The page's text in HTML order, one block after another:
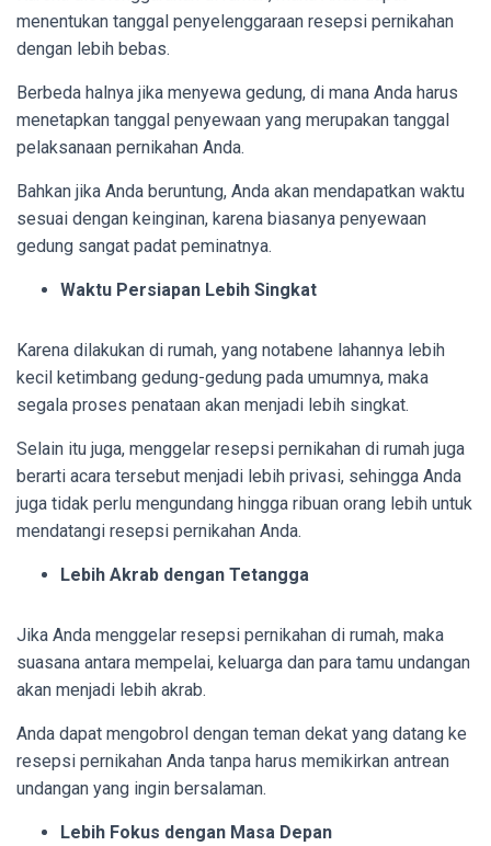
menentukan tanggal penyelenggaraan resepsi pernikahan
dengan lebih bebas.
Berbeda halnya jika menyewa gedung, di mana Anda harus
menetapkan tanggal penyewaan yang merupakan tanggal
pelaksanaan pernikahan Anda.
Bahkan jika Anda beruntung, Anda akan mendapatkan waktu
sesuai dengan keinginan, karena biasanya penyewaan
gedung sangat padat peminatnya.
Waktu Persiapan Lebih Singkat
Karena dilakukan di rumah, yang notabene lahannya lebih
kecil ketimbang gedung-gedung pada umumnya, maka
segala proses penataan akan menjadi lebih singkat.
Selain itu juga, menggelar resepsi pernikahan di rumah juga
berarti acara tersebut menjadi lebih privasi, sehingga Anda
juga tidak perlu mengundang hingga ribuan orang lebih untuk
mendatangi resepsi pernikahan Anda.
Lebih Akrab dengan Tetangga
Jika Anda menggelar resepsi pernikahan di rumah, maka
suasana antara mempelai, keluarga dan para tamu undangan
akan menjadi lebih akrab.
Anda dapat mengobrol dengan teman dekat yang datang ke
resepsi pernikahan Anda tanpa harus memikirkan antrean
undangan yang ingin bersalaman.
Lebih Fokus dengan Masa Depan